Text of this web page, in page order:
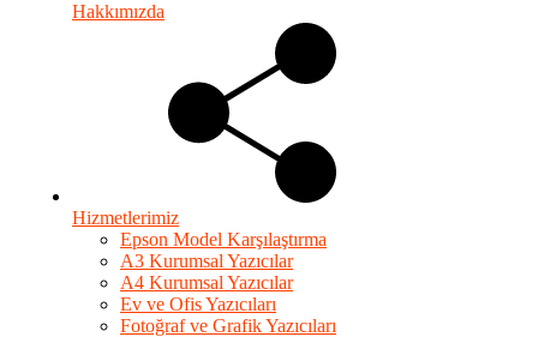
Hakkımızda
Hizmetlerimiz
Epson Model Karşılaştırma
A3 Kurumsal Yazıcılar
A4 Kurumsal Yazıcılar
Ev ve Ofis Yazıcıları
Fotoğraf ve Grafik Yazıcıları